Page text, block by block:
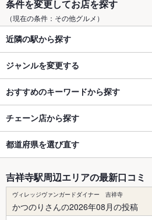
条件を変更してお店を探す
（現在の条件：その他グルメ）
近隣の駅から探す
ジャンルを変更する
おすすめのキーワードから探す
チェーン店から探す
都道府県を選び直す
吉祥寺駅周辺エリアの最新口コミ
ヴィレッジヴァンガードダイナー 吉祥寺
かつのりさんの2026年08月の投稿